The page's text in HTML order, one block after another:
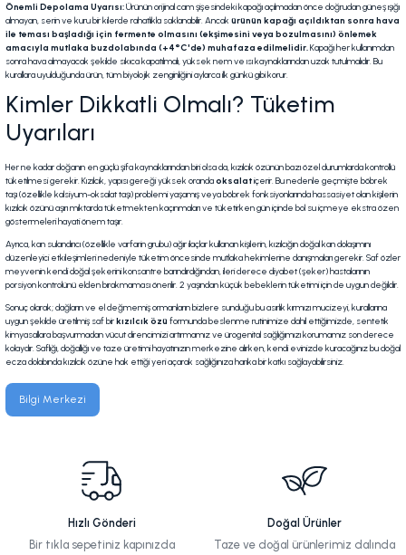
Önemli Depolama Uyarısı:Ürünün orijinal cam şişesindeki kapağı açılmadan önce doğrudan güneş ışığı
almayan, serin ve kuru bir kilerde rahatlıkla saklanabilir. Ancak ürünün kapağı açıldıktan sonra hava
ile teması başladığı için fermente olmasını (ekşimesini veya bozulmasını) önlemek
amacıyla mutlaka buzdolabında (+4°C'de) muhafaza edilmelidir.Kapağı her kullanımdan
sonra hava almayacak şekilde sıkıca kapatılmalı, yüksek nem ve ısı kaynaklarından uzak tutulmalıdır. Bu
kurallara uyulduğunda ürün, tüm biyolojik zenginliğini aylarca ilk günkü gibi korur.
Kimler Dikkatli Olmalı? Tüketim
Uyarıları
Her ne kadar doğanın en güçlü şifa kaynaklarından biri olsa da, kızılcık özünün bazı özel durumlarda kontrollü
tüketilmesi gerekir. Kızılcık, yapısı gereği yüksek orandaoksalatiçerir. Bu nedenle geçmişte böbrek
taşı (özellikle kalsiyum-oksalat taşı) problemi yaşamış veya böbrek fonksiyonlarında hassasiyet olan kişilerin
kızılcık özünü aşırı miktarda tüketmekten kaçınmaları ve tüketirken gün içinde bol su içmeye ekstra özen
göstermeleri hayati önem taşır.
Ayrıca, kan sulandırıcı (özellikle varfarin grubu) ağır ilaçlar kullanan kişilerin, kızılcığın doğal kan dolaşımını
düzenleyici etkileşimleri nedeniyle tüketim öncesinde mutlaka hekimlerine danışmaları gerekir. Saf özler
meyvenin kendi doğal şekerini konsantre barındırdığından, ileri derece diyabet (şeker) hastalarının
porsiyon kontrolünü elden bırakmaması önerilir. 2 yaşından küçük bebeklerin tüketimi için de uygun değildir.
Sonuç olarak; dağların ve el değmemiş ormanların bizlere sunduğu bu asırlık kırmızı mucizeyi, kurallarına
uygun şekilde üretilmiş saf birkızılcık özü formunda beslenme rutinimize dahil ettiğimizde, sentetik
kimyasallara başvurmadan vücut direncimizi artırmamız ve ürogenital sağlığımızı korumamız son derece
kolaydır. Saflığı, doğallığı ve taze üretimi hayatınızın merkezine alırken, kendi evinizde kuracağınız bu doğal
ecza dolabında kızılcık özüne hak ettiği yeri açarak sağlığınıza harika bir katkı sağlayabilirsiniz.
Bilgi Merkezi
Hızlı Gönderi
Bir tıkla sepetiniz kapınızda
Doğal Ürünler
Taze ve doğal ürünlerimiz dalında